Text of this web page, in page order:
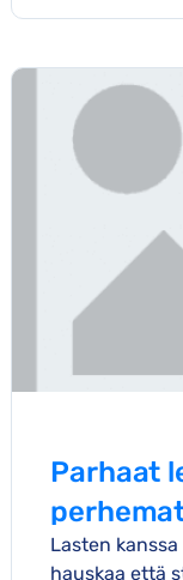
Parhaat
Lasten
hauskaa että